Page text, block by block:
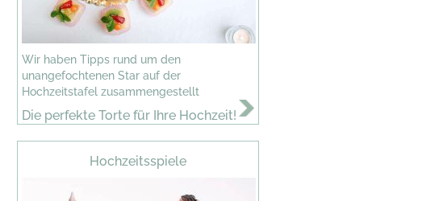
Wir haben Tipps rund um den
unangefochtenen Star auf der
Hochzeitstafel zusammengestellt
Die perfekte Torte für Ihre Hochzeit!
Hochzeitsspiele